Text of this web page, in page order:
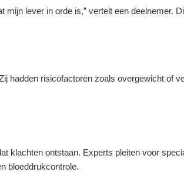
lever in orde is,” vertelt een deelnemer.
hadden risicofactoren zoals overgewicht of
klachten ontstaan. Experts pleiten voor
bloeddrukcontrole.